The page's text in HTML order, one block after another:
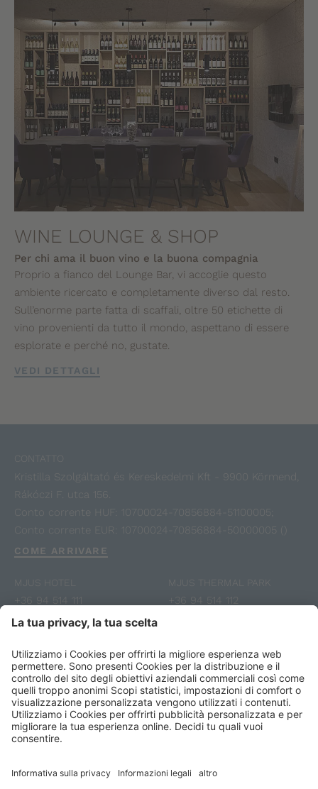
WINE LOUNGE & SHOP
Per chi ama il buon vino e la buona compagnia
Proprio a fianco del Lounge Bar, vi accoglie questo
ambiente ricercato e completamente diverso dal resto.
Sull’enorme parte fatta di scaffali, oltre 50 etichette di
vino provenienti da tutto il mondo, aspettano di essere
esplorate e perché no, gustate.
VEDI DETTAGLI
CONTATTO
Kristilla Szolgáltató és Kereskedelmi Kft - 9900 Körmend,
Rákóczi F. utca 156.
Conto corrente HUF: 10700024-70856884-51100005;
Conto corrente EUR: 10700024-70856884-50000005 ()
COME ARRIVARE
MJUS HOTEL
+36 94 514 111
info@mjusresort.com
MJUS THERMAL PARK
+36 94 514 112